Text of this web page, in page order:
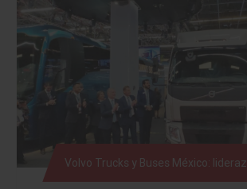
Volvo Trucks y Buses México: